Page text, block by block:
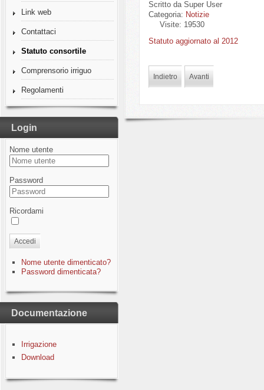
Link web
Contattaci
Statuto consortile
Comprensorio irriguo
Regolamenti
Login
Nome utente
Password
Ricordami
Accedi
Nome utente dimenticato?
Password dimenticata?
Documentazione
Irrigazione
Download
Scritto da Super User
Categoria: Notizie
Visite: 19530
Statuto aggiornato al 2012
Indietro Avanti